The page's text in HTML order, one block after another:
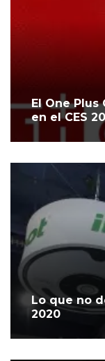
El One Plus
en el CES
Lo que no
2020